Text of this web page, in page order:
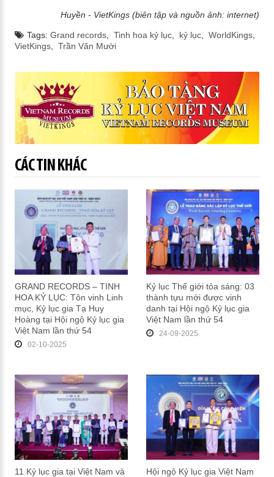
Huyền - VietKings (biên tập và nguồn ảnh: internet)
Tags: Grand records, Tinh hoa kỷ lục, kỷ lục, WorldKings,
VietKings, Trần Văn Mười
CÁC TIN KHÁC
GRAND RECORDS – TINH
HOA KỶ LỤC: Tôn vinh Linh
mục, Kỷ lục gia Tạ Huy
Hoàng tại Hội ngộ Kỷ lục gia
Việt Nam lần thứ 54
02-10-2025
Kỷ lục Thế giới tỏa sáng: 03
thành tựu mới được vinh
danh tại Hội ngộ Kỷ lục gia
Việt Nam lần thứ 54
24-09-2025
11 Kỷ lục gia tại Việt Nam và
Hội ngộ Kỷ lục gia Việt Nam